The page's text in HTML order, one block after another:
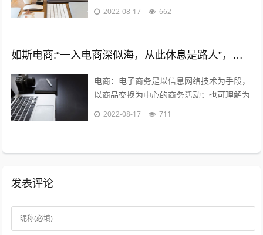
什么感觉东北人直播多，就是分辩能力太
了...
2022-08-17 662
如斯电商:“一入电商深似海，从此休息是路人”，怎么理解这句话？
电商：电子商务是以信息网络技术为手段，
以商品交换为中心的商务活动；也可理解为
在互联网（Internet）、企业内部网
2022-08-17 711
发表评论